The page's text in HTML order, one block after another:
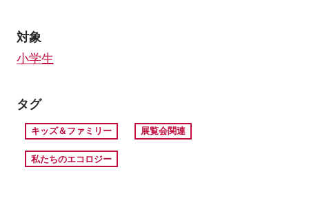
対象
小学生
タグ
キッズ＆ファミリー 展覧会関連
私たちのエコロジー